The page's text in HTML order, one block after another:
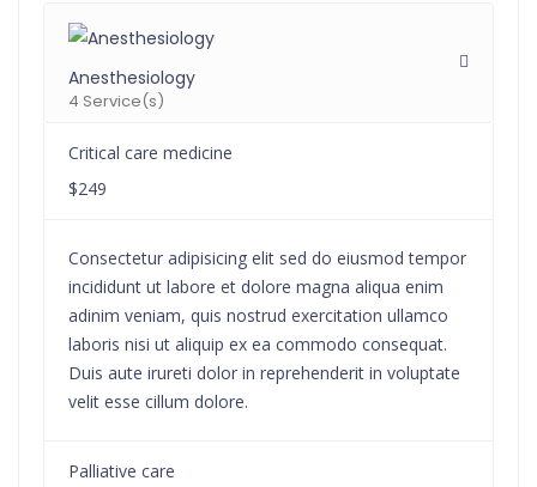
Anesthesiology
4 Service(s)
Critical care medicine
$249
Consectetur adipisicing elit sed do eiusmod tempor
incididunt ut labore et dolore magna aliqua enim
adinim veniam, quis nostrud exercitation ullamco
laboris nisi ut aliquip ex ea commodo consequat.
Duis aute irureti dolor in reprehenderit in voluptate
velit esse cillum dolore.
Palliative care